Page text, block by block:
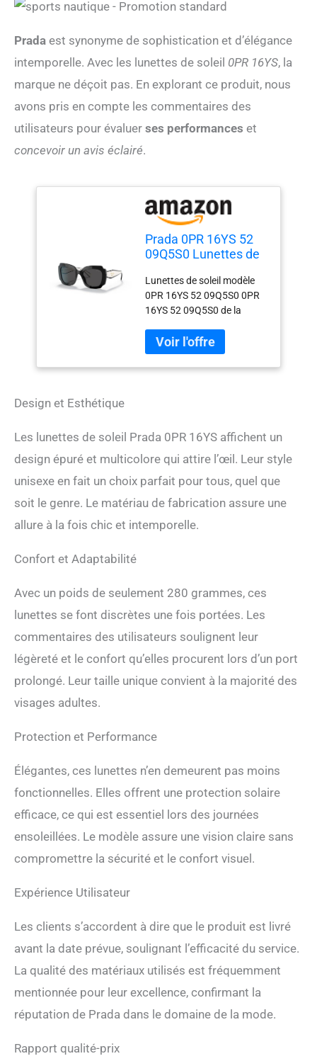
Prada est synonyme de sophistication et d’élégance
intemporelle. Avec les lunettes de soleil 0PR 16YS, la
marque ne déçoit pas. En explorant ce produit, nous
avons pris en compte les commentaires des
utilisateurs pour évaluer ses performances et
concevoir un avis éclairé.
Prada 0PR 16YS 52
09Q5S0 Lunettes de
adultes Multicolore
Taille unique
Lunettes de soleil modèle
0PR 16YS 52 09Q5S0 0PR
16YS 52 09Q5S0 de la
produits de cette marque
sont fabriqués avec les
matériaux de la meilleure
Design et Esthétique
Les lunettes de soleil Prada 0PR 16YS affichent un
design épuré et multicolore qui attire l’œil. Leur style
unisexe en fait un choix parfait pour tous, quel que
soit le genre. Le matériau de fabrication assure une
allure à la fois chic et intemporelle.
Confort et Adaptabilité
Avec un poids de seulement 280 grammes, ces
lunettes se font discrètes une fois portées. Les
commentaires des utilisateurs soulignent leur
légèreté et le confort qu’elles procurent lors d’un port
prolongé. Leur taille unique convient à la majorité des
visages adultes.
Protection et Performance
Élégantes, ces lunettes n’en demeurent pas moins
fonctionnelles. Elles offrent une protection solaire
efficace, ce qui est essentiel lors des journées
ensoleillées. Le modèle assure une vision claire sans
compromettre la sécurité et le confort visuel.
Expérience Utilisateur
Les clients s’accordent à dire que le produit est livré
avant la date prévue, soulignant l’efficacité du service.
La qualité des matériaux utilisés est fréquemment
mentionnée pour leur excellence, confirmant la
réputation de Prada dans le domaine de la mode.
Rapport qualité-prix